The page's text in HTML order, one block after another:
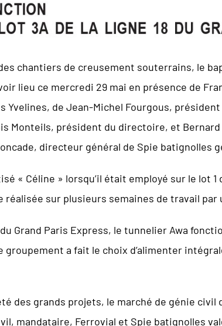
chantiers de creusement souterrains, le
lieu ce mercredi 29 mai en présence de
de Jean-Michel Fourgous,
Monteils, président du directoire, et
directeur général de Spie batignolles
« Céline » lorsqu’il était employé sur le lot
réalisée sur plusieurs semaines de travail par
Grand Paris Express, le tunnelier Awa
groupement a fait le choix d’alimenter
des grands projets, le marché de génie
mandataire, Ferrovial et Spie batignolles